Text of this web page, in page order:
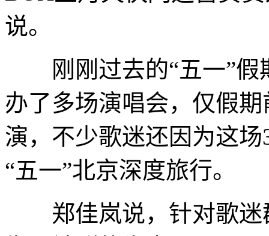
说。
刚刚过去的“五一”假
办了多场演唱会，仅假
演，不少歌迷还因为这
“五一”北京深度旅行。
郑佳岚说，针对歌迷